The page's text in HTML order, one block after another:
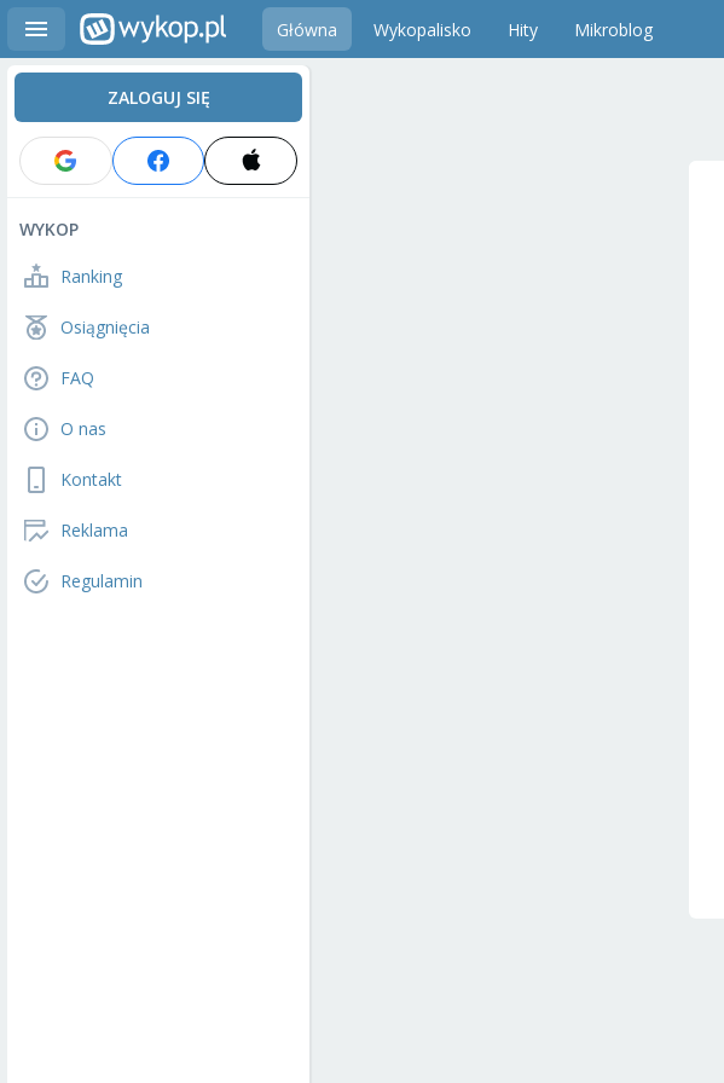
Główna Wykopalisko Hity Mikroblog
ZALOGUJ SIĘ
WYKOP
Ranking
Osiągnięcia
FAQ
O nas
Kontakt
Reklama
Regulamin